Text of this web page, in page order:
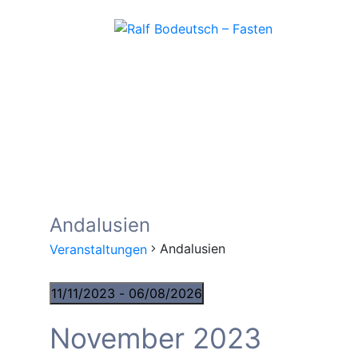
Andalusien
Veranstaltungen Andalusien
11/11/2023 - 06/08/2026
wählen.
November 2023